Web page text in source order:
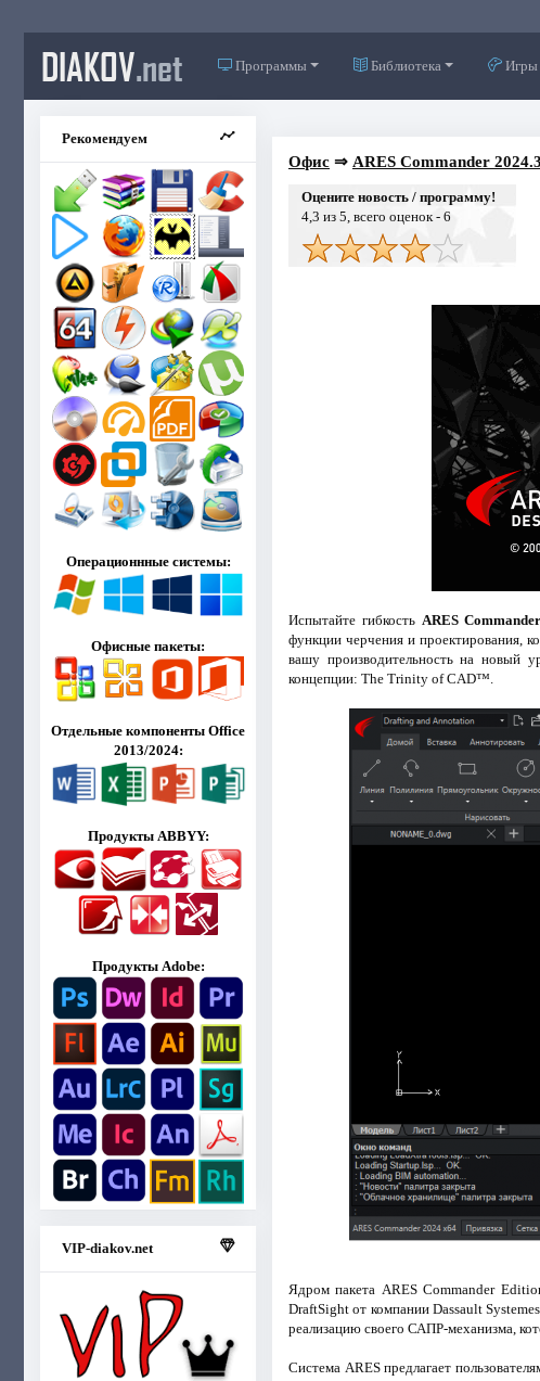
DIAKOV.net Программы Библиотека Игры
Рекомендуем
Операционнные системы:
Офисные пакеты:
Отдельные компоненты Office
2013/2024:
Продукты ABBYY:
Продукты Adobe:
VIP-diakov.net
Офис⇒ ARES Commander
Оцените новость / программу!
4,3 из 5, всего оценок - 6
Испытайте гибкость ARES
функции черчения и проектирования,
вашу производительность на новый
концепции: The Trinity of CAD™.
Ядром пакета ARES Commander
DraftSight от компании Dassault
реализацию своего САПР-механизма,
Система ARES предлагает